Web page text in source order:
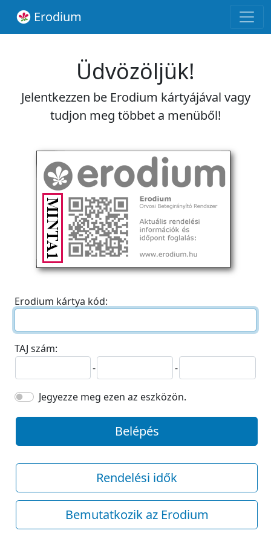
Erodium
Üdvözöljük!
Jelentkezzen be Erodium kártyájával vagy
tudjon meg többet a menüből!
Erodium kártya kód:
TAJ szám:
-
-
Jegyezze meg ezen az eszközön.
Belépés
Rendelési idők
Bemutatkozik az Erodium